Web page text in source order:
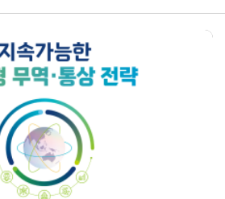
수출역
AI
빅데이
터
맞춤분
석
trade
입점